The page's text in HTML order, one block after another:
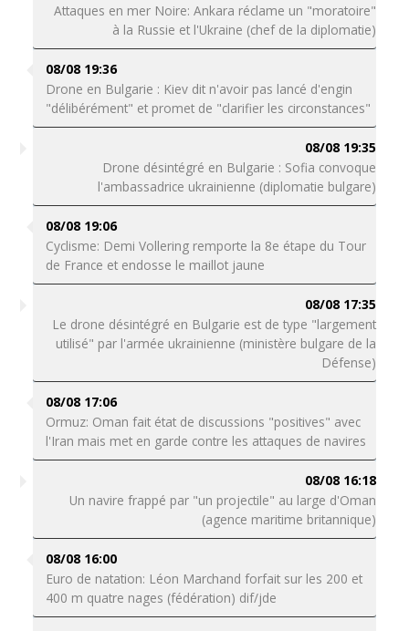
Attaques en mer Noire: Ankara réclame un "moratoire"
à la Russie et l'Ukraine (chef de la diplomatie)
08/08 19:36
Drone en Bulgarie : Kiev dit n'avoir pas lancé d'engin
"délibérément" et promet de "clarifier les circonstances"
08/08 19:35
Drone désintégré en Bulgarie : Sofia convoque
l'ambassadrice ukrainienne (diplomatie bulgare)
08/08 19:06
Cyclisme: Demi Vollering remporte la 8e étape du Tour
de France et endosse le maillot jaune
08/08 17:35
Le drone désintégré en Bulgarie est de type "largement
utilisé" par l'armée ukrainienne (ministère bulgare de la
Défense)
08/08 17:06
Ormuz: Oman fait état de discussions "positives" avec
l'Iran mais met en garde contre les attaques de navires
08/08 16:18
Un navire frappé par "un projectile" au large d'Oman
(agence maritime britannique)
08/08 16:00
Euro de natation: Léon Marchand forfait sur les 200 et
400 m quatre nages (fédération) dif/jde